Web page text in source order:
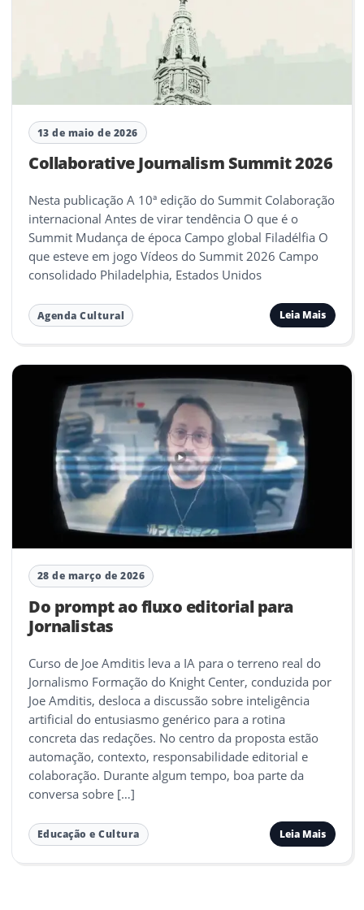
13 de maio de 2026
Collaborative Journalism Summit 2026
Nesta publicação A 10ª edição do Summit Colaboração
internacional Antes de virar tendência O que é o
Summit Mudança de época Campo global Filadélfia O
que esteve em jogo Vídeos do Summit 2026 Campo
consolidado Philadelphia, Estados Unidos
Agenda Cultural Leia Mais
28 de março de 2026
Do prompt ao fluxo editorial para
Jornalistas
Curso de Joe Amditis leva a IA para o terreno real do
Jornalismo Formação do Knight Center, conduzida por
Joe Amditis, desloca a discussão sobre inteligência
artificial do entusiasmo genérico para a rotina
concreta das redações. No centro da proposta estão
automação, contexto, responsabilidade editorial e
colaboração. Durante algum tempo, boa parte da
conversa sobre […]
Educação e Cultura Leia Mais